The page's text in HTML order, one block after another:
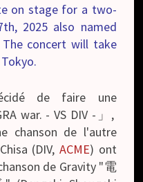
on stage for a two-
2025 also named
The concert will take
de faire une
war. - VS DIV -」,
chanson de l'autre
(DIV, ACME) ont
de Gravity "電